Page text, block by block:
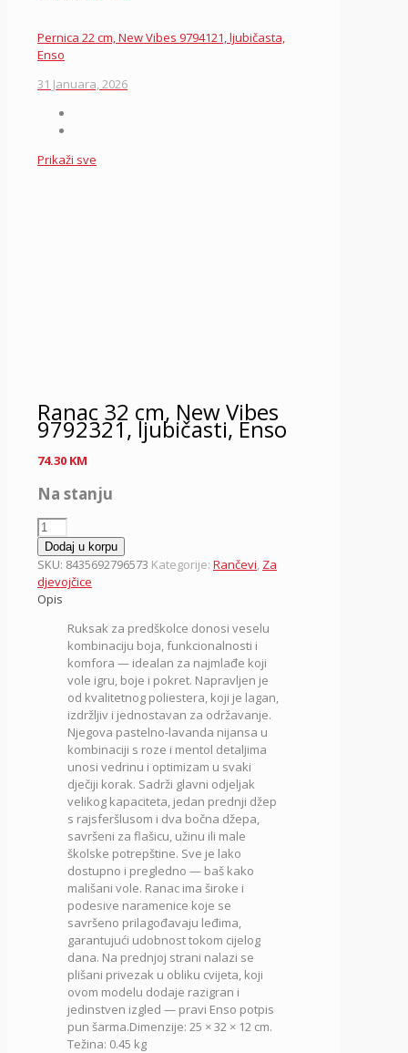
Pernica 22 cm, New Vibes 9794121, ljubičasta,
Enso
31 Januara, 2026
Prikaži sve
Ranac 32 cm, New Vibes
9792321, ljubičasti, Enso
74.30 KM
Na stanju
Ranac
32
cm,
New
Vibes
9792321,
ljubičasti,
količina
Dodaj u korpu
SKU: 8435692796573 Kategorije: Rančevi, Za
djevojčice
Opis
Ruksak za predškolce donosi veselu
kombinaciju boja, funkcionalnosti i
komfora — idealan za najmlađe koji
vole igru, boje i pokret. Napravljen je
od kvalitetnog poliestera, koji je lagan,
izdržljiv i jednostavan za održavanje.
Njegova pastelno-lavanda nijansa u
kombinaciji s roze i mentol detaljima
unosi vedrinu i optimizam u svaki
dječiji korak. Sadrži glavni odjeljak
velikog kapaciteta, jedan prednji džep
s rajsferšlusom i dva bočna džepa,
savršeni za flašicu, užinu ili male
školske potrepštine. Sve je lako
dostupno i pregledno — baš kako
mališani vole. Ranac ima široke i
podesive naramenice koje se
savršeno prilagođavaju leđima,
garantujući udobnost tokom cijelog
dana. Na prednjoj strani nalazi se
plišani privezak u obliku cvijeta, koji
ovom modelu dodaje razigran i
jedinstven izgled — pravi Enso potpis
pun šarma.Dimenzije: 25 × 32 × 12 cm.
Težina: 0.45 kg